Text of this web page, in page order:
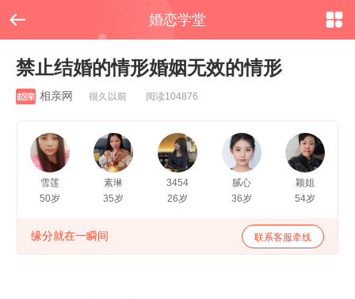
 婚恋学堂
禁止结婚的情形婚姻无效的情形
相亲网 很久以前 阅读104876
雪莲
50岁
素琳
35岁
3454
26岁
腻心
36岁
颖姐
54岁
缘分就在一瞬间 联系客服牵线
